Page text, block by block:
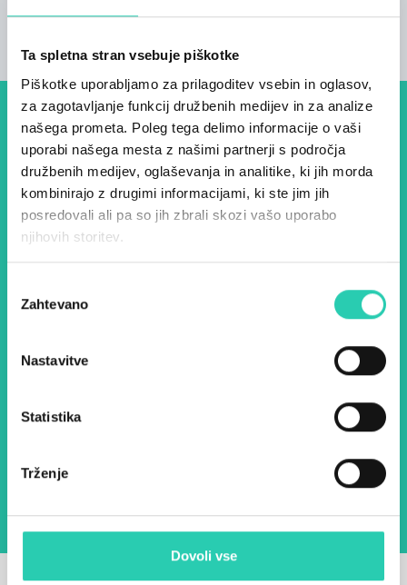
Ta spletna stran vsebuje piškotke
Piškotke uporabljamo za prilagoditev vsebin in oglasov,
za zagotavljanje funkcij družbenih medijev in za analize
našega prometa. Poleg tega delimo informacije o vaši
uporabi našega mesta z našimi partnerji s področja
družbenih medijev, oglaševanja in analitike, ki jih morda
kombinirajo z drugimi informacijami, ki ste jim jih
posredovali ali pa so jih zbrali skozi vašo uporabo
njihovih storitev.
soglasja
Zahtevano
Nastavitve
Statistika
Trženje
Dovoli vse
Dogodki, članki in zgodbe iz
evropske prestolnice kulture
– prijavite se na naš novičnik
in ostanite na tekočem z
našimi aktivnostmi.
namen pošiljanja novic.